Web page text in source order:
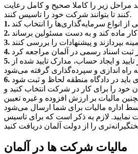
مراحل زیر را کاملا صحیح و کامل رعایت
کنند تا بتوانند شرکت خود را تاسیس کنند.
و ایجاد حساب، مدارک تایید شده از
خود را برای کار در شرکت انتخاب کنید و
مالیات بر ارزش افزوده و غیره تعیین
نمایید. لازم به ذکر است که برای تاسیس
مالیات شرکت ها در آلمان